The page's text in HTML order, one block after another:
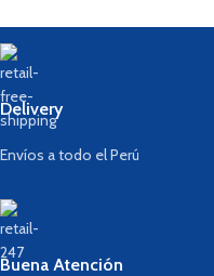
Delivery
Envíos a todo el Perú
Buena Atención